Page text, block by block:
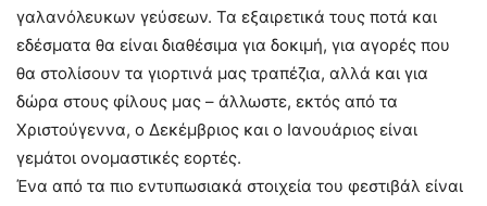
γαλανόλευκων γεύσεων. Τα εξαιρετικά τους ποτά και
εδέσματα θα είναι διαθέσιμα για δοκιμή, για αγορές που
θα στολίσουν τα γιορτινά μας τραπέζια, αλλά και για
δώρα στους φίλους μας – άλλωστε, εκτός από τα
Χριστούγεννα, ο Δεκέμβριος και ο Ιανουάριος είναι
γεμάτοι ονομαστικές εορτές.
Ένα από τα πιο εντυπωσιακά στοιχεία του φεστιβάλ είναι